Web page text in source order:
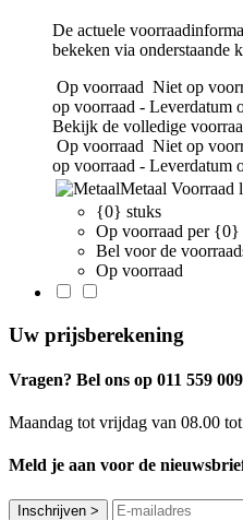
De actuele
bekeken via onderstaande
Op voorraad Niet op
op voorraad - Leverdatum
Bekijk de volledige
Op voorraad Niet op
op voorraad - Leverdatum
Metaal Voorraad
{0} stuks
Op voorraad per {0}
Bel voor de
Op voorraad
Uw prijsberekening
Vragen? Bel ons op 011 559 009
Maandag tot vrijdag van 08.00
Meld je aan voor de
Inschrijven >